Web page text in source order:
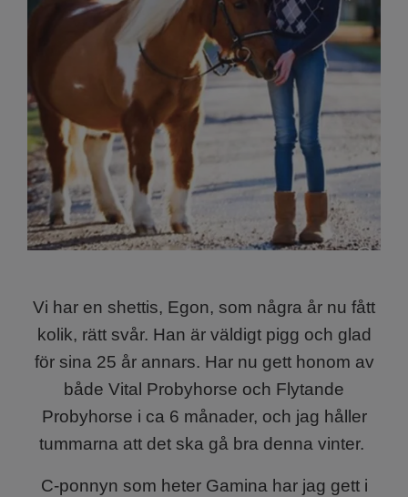
Vi har en shettis, Egon, som några år nu fått
kolik, rätt svår. Han är väldigt pigg och glad
för sina 25 år annars. Har nu gett honom av
både Vital Probyhorse och Flytande
Probyhorse i ca 6 månader, och jag håller
tummarna att det ska gå bra denna vinter.
C-ponnyn som heter Gamina har jag gett i